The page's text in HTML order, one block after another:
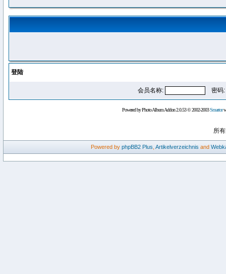
登陆
会员名称: 密码:
Powered by Photo Album Addon 2.0.53 © 2002-2003Smartor
所
Powered by phpBB2 Plus Artikelverzeichnis and